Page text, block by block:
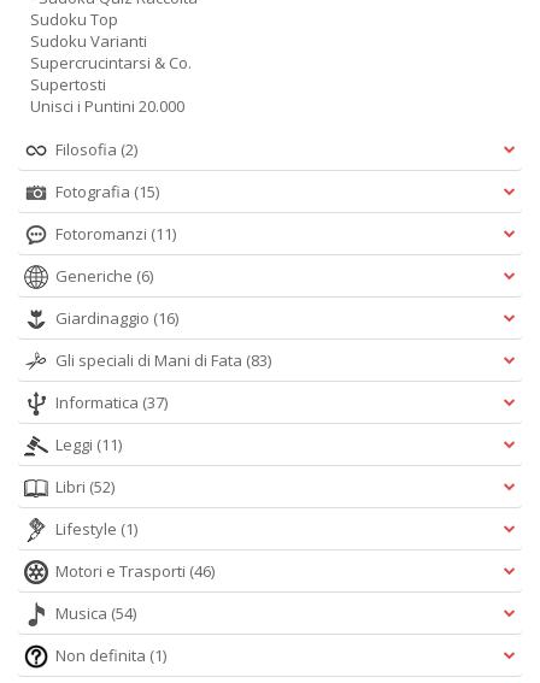
Sudoku Top
Sudoku Varianti
Supercrucintarsi & Co.
Supertosti
Unisci i Puntini 20.000
Filosofia (2)
Fotografia (15)
Fotoromanzi (11)
Generiche (6)
Giardinaggio (16)
Gli speciali di Mani di Fata (83)
Informatica (37)
Leggi (11)
Libri (52)
Lifestyle (1)
Motori e Trasporti (46)
Musica (54)
Non definita (1)